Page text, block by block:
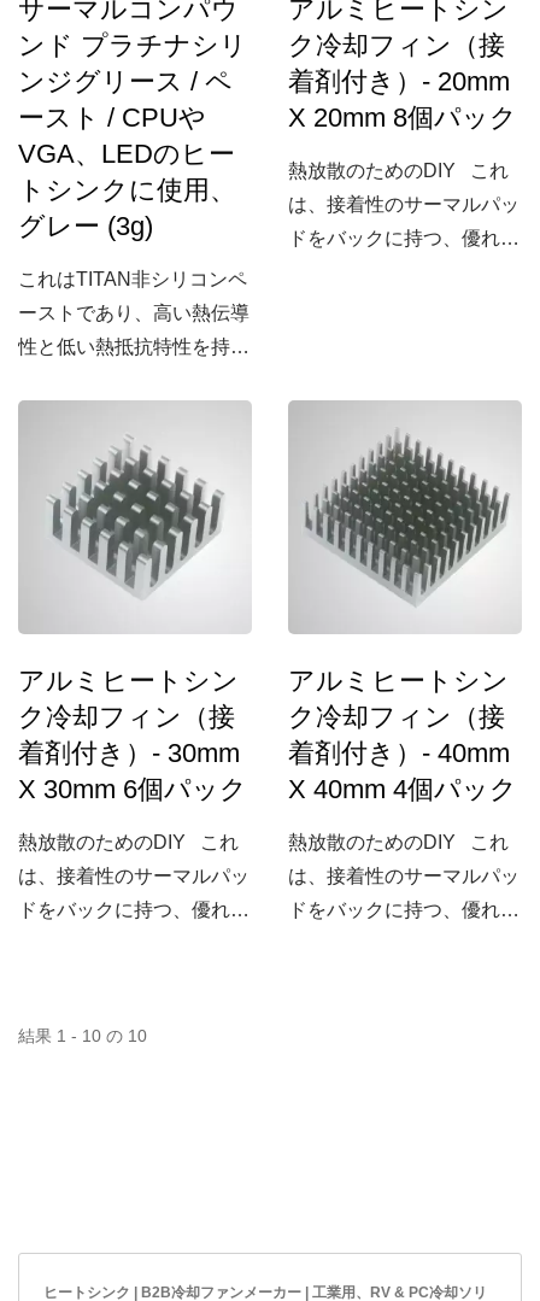
サーマルコンパウ
ンド プラチナシリ
ンジグリース / ペ
ースト / CPUや
VGA、LEDのヒー
トシンクに使用、
グレー (3g)
これはTITAN非シリコンペ
ーストであり、高い熱伝導
性と低い熱抵抗特性を持つ
することを目的としていま
す。非電気伝導性を特徴と
し、ショートサーキットや
その他の潜在的な問題を回
避することができます。
散と保護のための最良の選
択肢です。
アルミヒートシン
ク冷却フィン（接
着剤付き）- 20mm
X 20mm 8個パック
熱放散のためのDIY これ
は、接着性のサーマルパッ
ドをバックに持つ、優れた
とサーマルパッドにより、
どんな熱源にも簡単に取り
付けることができ、整然と
した環境を提供します。自
由に選べる3つのサイズ
（20、30、40mm）があり
アルミヒートシン
ク冷却フィン（接
着剤付き）- 30mm
X 30mm 6個パック
熱放散のためのDIY これ
は、接着性のサーマルパッ
ドをバックに持つ、優れた
を提供します。整った外観
アルミヒートシン
ク冷却フィン（接
着剤付き）- 40mm
X 40mm 4個パック
熱放散のためのDIY これ
は、接着性のサーマルパッ
ドをバックに持つ、優れた
ます。
結果 1 - 10 の 10
ヒートシンク | B2B冷却ファンメーカー | 工業用、RV & PC冷却ソリ